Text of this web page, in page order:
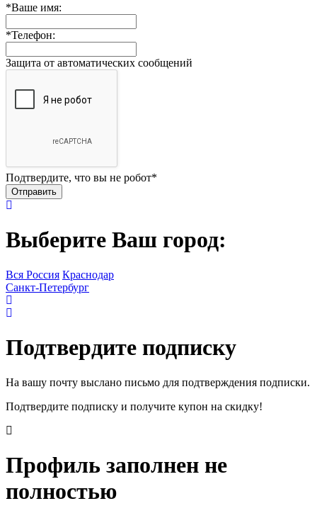
*Ваше имя:
*Телефон:
Защита от автоматических сообщений
Подтвердите, что вы не робот*
Выберите Ваш город:
Вся Россия Краснодар
Санкт-Петербург
Подтвердите подписку
На вашу почту выслано письмо для подтверждения подписки.
Подтвердите подписку и получите купон на скидку!
Профиль заполнен не
полностью